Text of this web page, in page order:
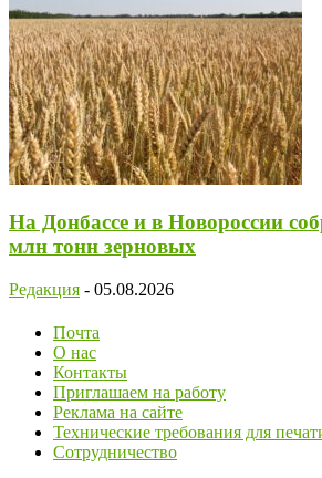
На Донбассе и в Новороссии
млн тонн зерновых
Редакция - 05.08.2026
Почта
О нас
Контакты
Приглашаем на работу
Реклама на сайте
Технические требования для
Сотрудничество